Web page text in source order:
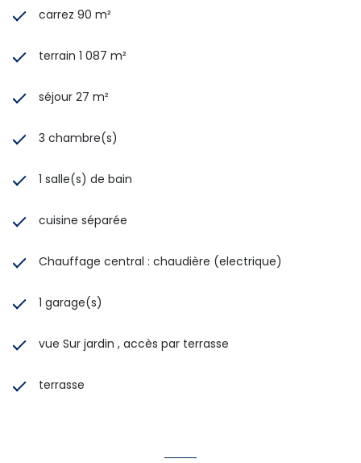
carrez 90 m²
terrain 1 087 m²
séjour 27 m²
3 chambre(s)
1 salle(s) de bain
cuisine séparée
Chauffage central : chaudière (electrique)
1 garage(s)
vue Sur jardin , accès par terrasse
terrasse